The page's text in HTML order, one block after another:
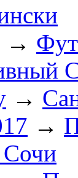
→
→
→
Сочи